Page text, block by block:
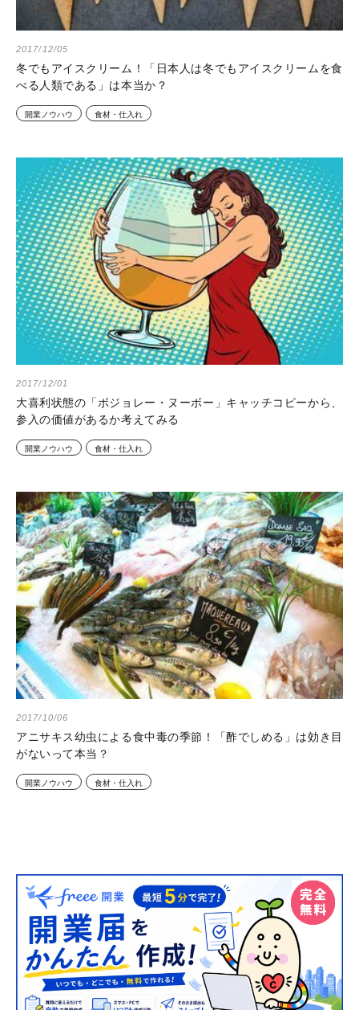
2017/12/05
冬でもアイスクリーム！「日本人は冬でもアイスクリームを食
べる人類である」は本当か？
開業ノウハウ 食材・仕入れ
2017/12/01
大喜利状態の「ボジョレー・ヌーボー」キャッチコピーから、
参入の価値があるか考えてみる
開業ノウハウ 食材・仕入れ
2017/10/06
アニサキス幼虫による食中毒の季節！「酢でしめる」は効き目
がないって本当？
開業ノウハウ 食材・仕入れ